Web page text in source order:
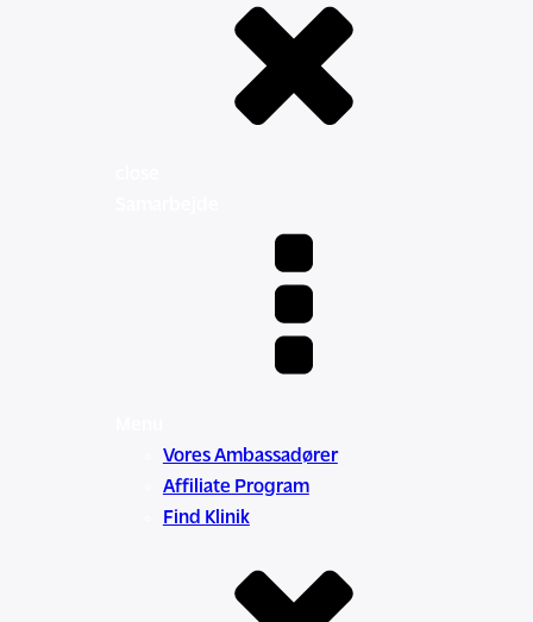
Vores Ambassadører
Affiliate Program
Find Klinik